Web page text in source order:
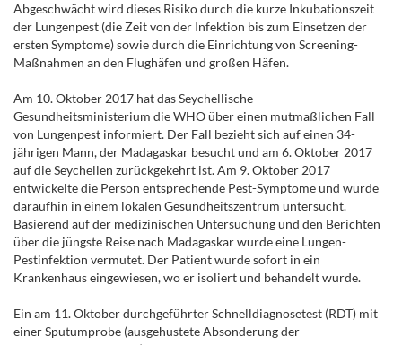
Abgeschwächt wird dieses Risiko durch die kurze Inkubationszeit
der Lungenpest (die Zeit von der Infektion bis zum Einsetzen der
ersten Symptome) sowie durch die Einrichtung von Screening-
Maßnahmen an den Flughäfen und großen Häfen.
Am 10. Oktober 2017 hat das Seychellische
Gesundheitsministerium die WHO über einen mutmaßlichen Fall
von Lungenpest informiert. Der Fall bezieht sich auf einen 34-
jährigen Mann, der Madagaskar besucht und am 6. Oktober 2017
auf die Seychellen zurückgekehrt ist. Am 9. Oktober 2017
entwickelte die Person entsprechende Pest-Symptome und wurde
daraufhin in einem lokalen Gesundheitszentrum untersucht.
Basierend auf der medizinischen Untersuchung und den Berichten
über die jüngste Reise nach Madagaskar wurde eine Lungen-
Pestinfektion vermutet. Der Patient wurde sofort in ein
Krankenhaus eingewiesen, wo er isoliert und behandelt wurde.
Ein am 11. Oktober durchgeführter Schnelldiagnosetest (RDT) mit
einer Sputumprobe (ausgehustete Absonderung der